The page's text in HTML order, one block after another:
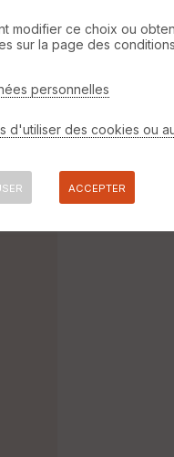
modifier ce choix ou
sur la page des
personnelles
d'utiliser des cookies ou
ACCEPTER